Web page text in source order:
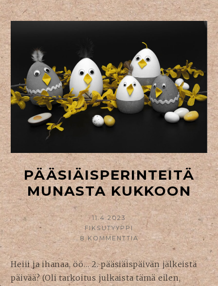
PÄÄSIÄISPERINTEITÄ
MUNASTA KUKKOON
KIRJOITETTU
11.4.2023
KIRJOITTAJA
FIKSUTYYPPI
8 KOMMENTTIAARTIKKELIIN
MUNASTA
KUKKOON
Heiii ja ihanaa, öö… 2. pääsiäispäivän jälkeistä
päivää? (Oli tarkoitus julkaista tämä eilen,